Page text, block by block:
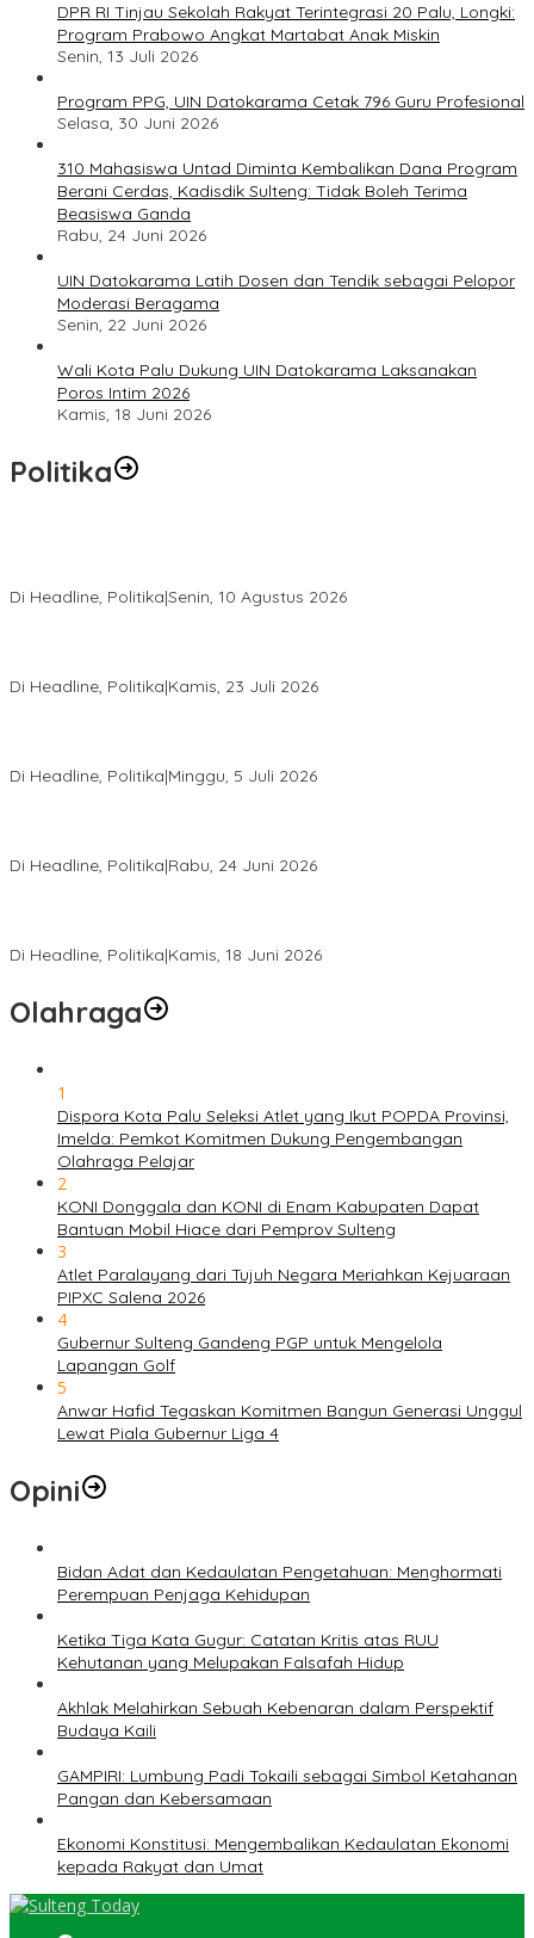
DPR RI Tinjau Sekolah Rakyat Terintegrasi 20 Palu, Longki:
Program Prabowo Angkat Martabat Anak Miskin
Senin, 13 Juli 2026
Program PPG, UIN Datokarama Cetak 796 Guru Profesional
Selasa, 30 Juni 2026
310 Mahasiswa Untad Diminta Kembalikan Dana Program
Berani Cerdas, Kadisdik Sulteng: Tidak Boleh Terima
Beasiswa Ganda
Rabu, 24 Juni 2026
UIN Datokarama Latih Dosen dan Tendik sebagai Pelopor
Moderasi Beragama
Senin, 22 Juni 2026
Wali Kota Palu Dukung UIN Datokarama Laksanakan
Poros Intim 2026
Kamis, 18 Juni 2026
Politika
Di Headline, Politika|Senin, 10 Agustus 2026
Di Headline, Politika|Kamis, 23 Juli 2026
Di Headline, Politika|Minggu, 5 Juli 2026
Di Headline, Politika|Rabu, 24 Juni 2026
Di Headline, Politika|Kamis, 18 Juni 2026
Olahraga
1
Dispora Kota Palu Seleksi Atlet yang Ikut POPDA Provinsi,
Imelda: Pemkot Komitmen Dukung Pengembangan
Olahraga Pelajar
2
KONI Donggala dan KONI di Enam Kabupaten Dapat
Bantuan Mobil Hiace dari Pemprov Sulteng
3
Atlet Paralayang dari Tujuh Negara Meriahkan Kejuaraan
PIPXC Salena 2026
4
Gubernur Sulteng Gandeng PGP untuk Mengelola
Lapangan Golf
5
Anwar Hafid Tegaskan Komitmen Bangun Generasi Unggul
Lewat Piala Gubernur Liga 4
Opini
Bidan Adat dan Kedaulatan Pengetahuan: Menghormati
Perempuan Penjaga Kehidupan
Ketika Tiga Kata Gugur: Catatan Kritis atas RUU
Kehutanan yang Melupakan Falsafah Hidup
Akhlak Melahirkan Sebuah Kebenaran dalam Perspektif
Budaya Kaili
GAMPIRI: Lumbung Padi Tokaili sebagai Simbol Ketahanan
Pangan dan Kebersamaan
Ekonomi Konstitusi: Mengembalikan Kedaulatan Ekonomi
kepada Rakyat dan Umat